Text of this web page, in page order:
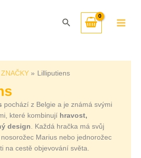
Hledat
ZNAČKY Lilliputiens
pochází z Belgie a je známá svými
které kombinují hravost,
design. Každá hračka má svůj
Marius nebo jednorožec
na cestě objevování světa.
nejnovějších